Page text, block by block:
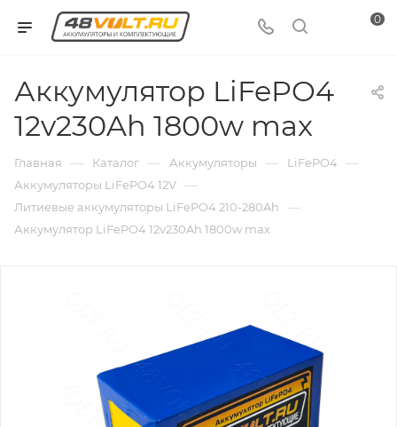
0
Аккумулятор LiFePO4
12v230Ah 1800w max
Главная — Каталог — Аккумуляторы — LiFePO4 —
Аккумуляторы LiFePO4 12V —
Литиевые аккумуляторы LiFePO4 210-280Ah —
Аккумулятор LiFePO4 12v230Ah 1800w max